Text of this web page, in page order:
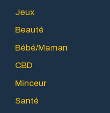
Jeux
Beauté
Bébé/Maman
CBD
Minceur
Santé